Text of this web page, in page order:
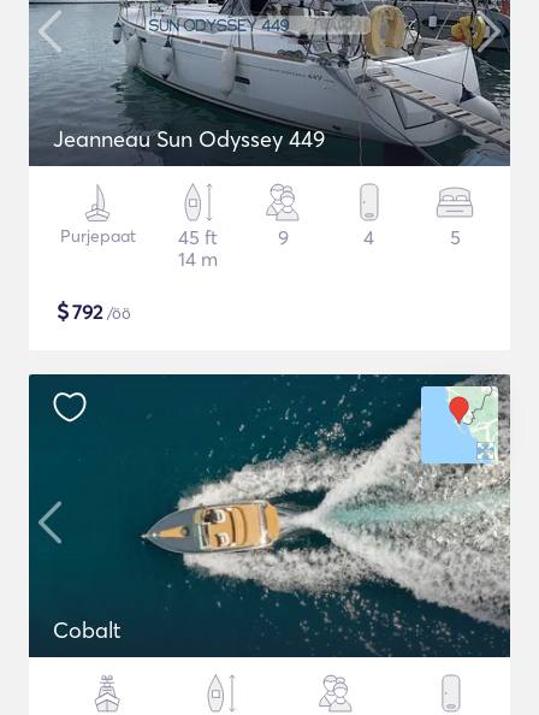
Jeanneau Sun Odyssey 449
Purjepaat
45 ft
14 m
9 4 5
$792/öö
Cobalt